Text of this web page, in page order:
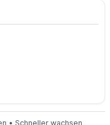
• Schneller wachsen